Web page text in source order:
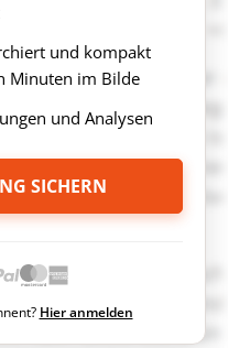
und kompakt
Minuten im Bilde
und Analysen
SICHERN
Hier anmelden